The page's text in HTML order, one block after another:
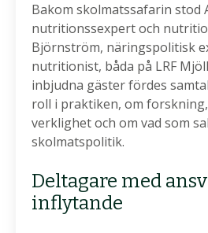
Bakom skolmatssafarin stod
nutritionssexpert och
Björnström, näringspolitisk
nutritionist, båda på LRF
inbjudna gäster fördes
roll i praktiken, om
verklighet och om vad som
skolmatspolitik.
Deltagare med
inflytande